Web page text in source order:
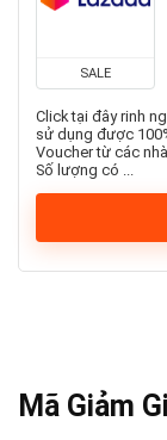
SALE
Click tại đây rinh
sử dụng được
Voucher từ các
Số lượng có ...
Mã Giảm